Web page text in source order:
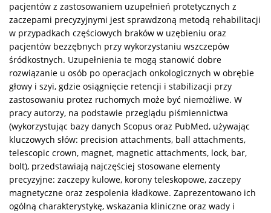
pacjentów z zastosowaniem uzupełnień protetycznych z
zaczepami precyzyjnymi jest sprawdzoną metodą rehabilitacji
w przypadkach częściowych braków w uzębieniu oraz
pacjentów bezzębnych przy wykorzystaniu wszczepów
śródkostnych. Uzupełnienia te mogą stanowić dobre
rozwiązanie u osób po operacjach onkologicznych w obrębie
głowy i szyi, gdzie osiągnięcie retencji i stabilizacji przy
zastosowaniu protez ruchomych może być niemożliwe. W
pracy autorzy, na podstawie przeglądu piśmiennictwa
(wykorzystując bazy danych Scopus oraz PubMed, używając
kluczowych słów: precision attachments, ball attachments,
telescopic crown, magnet, magnetic attachments, lock, bar,
bolt), przedstawiają najczęściej stosowane elementy
precyzyjne: zaczepy kulowe, korony teleskopowe, zaczepy
magnetyczne oraz zespolenia kładkowe. Zaprezentowano ich
ogólną charakterystykę, wskazania kliniczne oraz wady i